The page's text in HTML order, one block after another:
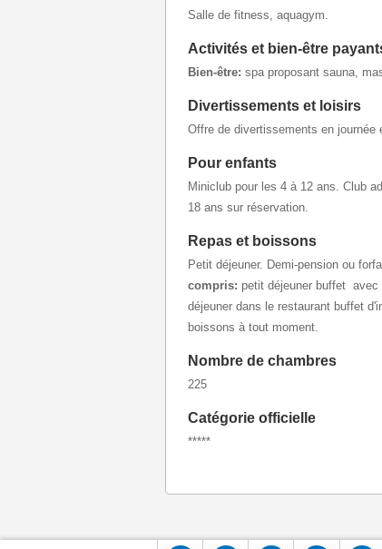
Salle de fitness, aquagym.
Activités et bien-être
Bien-être: spa proposant sauna,
Divertissements et loisirs
Offre de divertissements en journée
Pour enfants
Miniclub pour les 4 à 12 ans. Club
18 ans sur réservation.
Repas et boissons
Petit déjeuner. Demi-pension ou
compris: petit déjeuner buffet avec
déjeuner dans le restaurant buffet
boissons à tout moment.
Nombre de chambres
225
Catégorie officielle
*****